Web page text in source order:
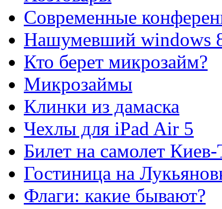
Современные
Нашумевший windows
Кто берет микрозайм?
Микрозаймы
Клинки из дамаска
Чехлы для iPad Air 5
Билет на самолет
Гостиница на
Флаги: какие бывают?